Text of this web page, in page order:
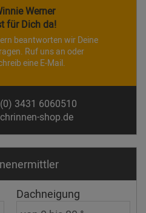
Werner
für Dich da!
beantworten wir Deine
Ruf uns an oder
eine E-Mail.
3431 6060510
shop.de
Dachneigung